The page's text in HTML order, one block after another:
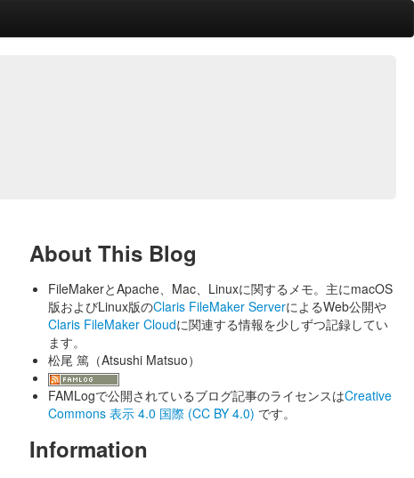
About This Blog
FileMakerとApache、Mac、Linuxに関するメモ。主にmacOS
版およびLinux版のClaris FileMaker ServerによるWeb公開や
Claris FileMaker Cloudに関連する情報を少しずつ記録してい
ます。
松尾 篤（Atsushi Matsuo）
FAMLogで公開されているブログ記事のライセンスはCreative
Commons 表示 4.0 国際 (CC BY 4.0) です。
Information